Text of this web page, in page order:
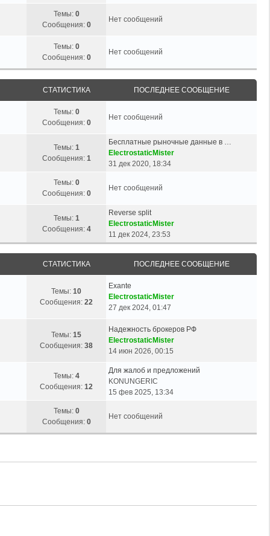
Темы: 0
Сообщения: 0
Нет сообщений
Темы: 0
Сообщения: 0
Нет сообщений
СТАТИСТИКА ПОСЛЕДНЕЕ СООБЩЕНИЕ
Темы: 0
Сообщения: 0
Нет сообщений
Темы: 1
Сообщения: 1
Бесплатные рыночные данные в …
ElectrostaticMister
31 дек 2020, 18:34
Темы: 0
Сообщения: 0
Нет сообщений
Темы: 1
Сообщения: 4
Reverse split
ElectrostaticMister
11 дек 2024, 23:53
СТАТИСТИКА ПОСЛЕДНЕЕ СООБЩЕНИЕ
Темы: 10
Сообщения: 22
Exante
ElectrostaticMister
27 дек 2024, 01:47
Темы: 15
Сообщения: 38
Надежность брокеров РФ
ElectrostaticMister
14 июн 2026, 00:15
Темы: 4
Сообщения: 12
Для жалоб и предложений
KONUNGERIC
15 фев 2025, 13:34
Темы: 0
Сообщения: 0
Нет сообщений